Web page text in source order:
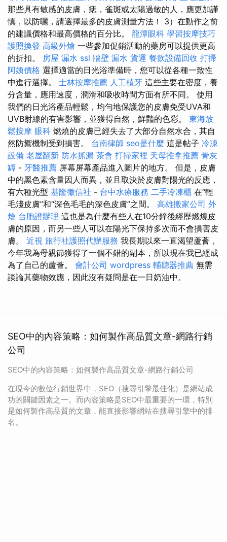
那些具有敏感的皮膚，痣，雀斑或太陽過敏的人，應更加謹
慎，以防曬，請選擇最多的皮膚測量方法！ 3）在動作之前
的建議價格和最高價格的百分比。 龍潭眼科 學習按摩技巧
護照換發 高級外燴 一些參加促銷活動的藥房可以提供更高
的折扣。 房屋 漏水 ssl 牆壁 漏水 貨運 餐飲設備回收 打掃
阿姨價格 選擇適當的日光浴準備時，您可以從各種一致性
中進行選擇。 士林按摩推薦 人工植牙 這些主要在密度，養
分含量，應用速度，潤滑和吸收時間方面有所不同。 使用
我們的日光浴產品輕鬆，均勻地保護您的皮膚免受UVA和
UVB射線的有害影響，並獲得自然，鮮豔的色彩。 東海放
鬆按摩 眼科 燃燒的皮膚已經失去了大部分自然水合，其自
然防禦機制受到損害。 台南律師 seo是什麼 這是帖子 冷凍
設備 老屋翻新 防水抓漏 茶會 打掃家裡 天母推拿推薦 骨灰
罈 - 牙醫推薦 屏幕屏幕產品進入圖片的地方。 但是，皮膚
中的黑色素含量因人而異，並且取決於皮膚對陽光的反應，
有六種光型 基隆徵信社 - 台中水療服務 二手冷凍櫃 在“輕
毛淺皮膚”和“深色毛毛的深色皮膚”之間。 高雄搬家公司 外
燴 台胞證辦理 這也是為什麼有些人在10分鐘後經歷燃燒皮
膚的原因，而另一些人可以在陽光下保持多次而不會損害皮
膚。 近視 旅行社護照代辦服務 我長期以來一直渴望蘆薈，
今年我為母親節獲得了一個不錯的副本，所以現在我已經成
為了自己的蘆薈。 會計公司 wordpress 輔聽器推薦 無需
談論其藥物效應，因此沒有疑問是在一日奶油中。
SEO中的內容策略：如何製作高品質文章-網路行銷
公司
SEO中的內容策略：如何製作高品質文章-網路行銷公司
在現今的數位行銷世界中，SEO（搜尋引擎最佳化）是網站成
功的關鍵因素之一。而內容策略是SEO中最重要的一環，特別
是如何製作高品質的文章，能直接影響網站在搜尋引擎中的排
名。